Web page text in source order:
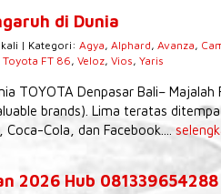
di Dunia
| Kategori: Agya, Alphard, Avanza,
Toyota FT 86, Veloz, Vios, Yaris
TOYOTA Denpasar Bali–
brands). Lima teratas
Cola, dan Facebook....
2026 Hub 081339654288